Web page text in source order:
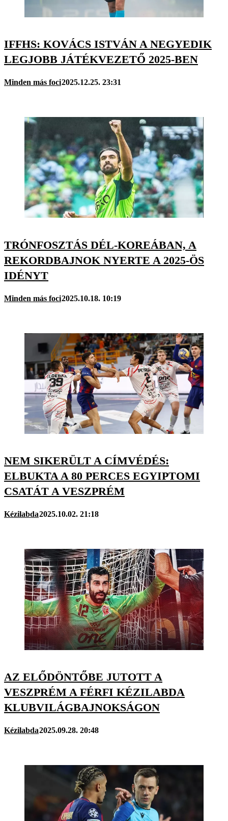
IFFHS: KOVÁCS ISTVÁN A NEGYEDIK
LEGJOBB JÁTÉKVEZETŐ 2025-BEN
Minden más foci2025.12.25. 23:31
TRÓNFOSZTÁS DÉL-KOREÁBAN, A
REKORDBAJNOK NYERTE A 2025-ÖS
IDÉNYT
Minden más foci2025.10.18. 10:19
NEM SIKERÜLT A CÍMVÉDÉS:
ELBUKTA A 80 PERCES EGYIPTOMI
CSATÁT A VESZPRÉM
Kézilabda2025.10.02. 21:18
AZ ELŐDÖNTŐBE JUTOTT A
VESZPRÉM A FÉRFI KÉZILABDA
KLUBVILÁGBAJNOKSÁGON
Kézilabda2025.09.28. 20:48